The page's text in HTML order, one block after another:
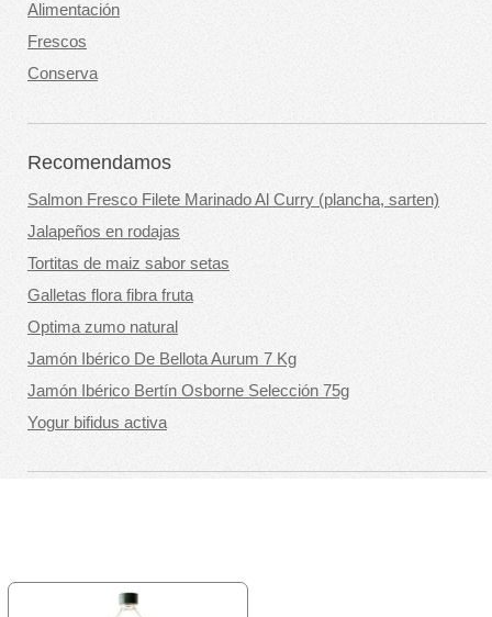
Alimentación
Frescos
Conserva
Recomendamos
Salmon Fresco Filete Marinado Al Curry (plancha, sarten)
Jalapeños en rodajas
Tortitas de maiz sabor setas
Galletas flora fibra fruta
Optima zumo natural
Jamón Ibérico De Bellota Aurum 7 Kg
Jamón Ibérico Bertín Osborne Selección 75g
Yogur bifidus activa